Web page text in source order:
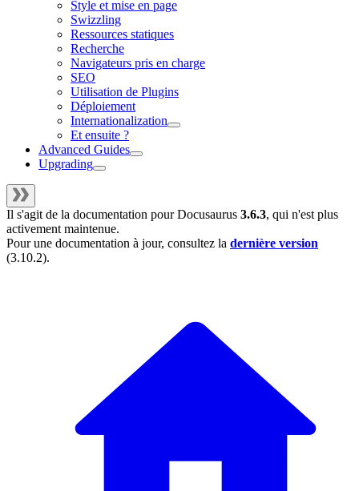
Style et mise en page
Swizzling
Ressources statiques
Recherche
Navigateurs pris en charge
SEO
Utilisation de Plugins
Déploiement
Internationalization
Et ensuite ?
Advanced Guides
Upgrading
Il s'agit de la documentation pourDocusaurus 3.6.3, qui n'est plus
activement maintenue.
Pour une documentation à jour, consultez la dernière version
(3.10.2).